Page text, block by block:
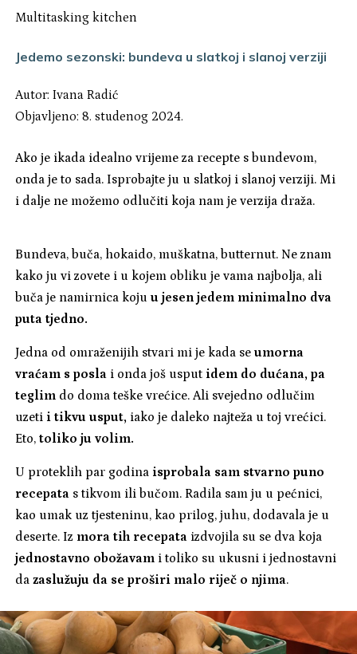
Multitasking kitchen
Jedemo sezonski: bundeva u slatkoj i slanoj verziji
Autor:Ivana Radić
Objavljeno: 8. studenog 2024.
Ako je ikada idealno vrijeme za recepte s bundevom,
onda je to sada. Isprobajte ju u slatkoj i slanoj verziji. Mi
i dalje ne možemo odlučiti koja nam je verzija draža.
Bundeva, buča, hokaido, muškatna, butternut. Ne znam
kako ju vi zovete i u kojem obliku je vama najbolja, ali
buča je namirnica kojuu jesen jedem minimalno dva
puta tjedno.
Jedna od omraženijih stvari mi je kada seumorna
vraćam s posla i onda još usput idem do dućana, pa
teglim do doma teške vrećice. Ali svejedno odlučim
uzeti i tikvu usput, iako je daleko najteža u toj vrećici.
Eto,toliko ju volim.
U proteklih par godina isprobala sam stvarno puno
recepata s tikvom ili bučom. Radila sam ju u pećnici,
kao umak uz tjesteninu, kao prilog, juhu, dodavala je u
deserte. Iz mora tih recepata izdvojila su se dva koja
jednostavno obožavam i toliko su ukusni i jednostavni
dazaslužuju da se proširi malo riječ o njima.